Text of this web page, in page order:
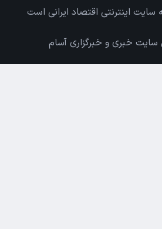
اینترنتی اقتصاد ایرانی است
خبری و خبرگزاری آسام